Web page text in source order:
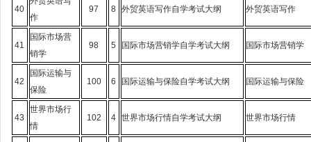
40
作
97 8 外贸英语写作自学考试大纲 外贸英语写作
41
国际市场营
销学
98 5 国际市场营销学自学考试大纲 国际市场营销学
42
国际运输与
保险
100 6 国际运输与保险自学考试大纲 国际运输与保险
43
世界市场行
情
102 4 世界市场行情自学考试大纲 世界市场行情